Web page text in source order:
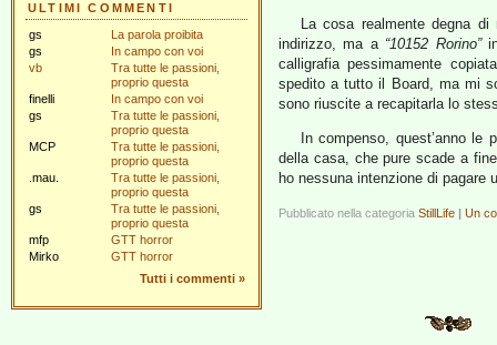
ULTIMI COMMENTI
gs
La parola proibita
gs
In campo con voi
vb
Tra tutte le passioni,
proprio questa
finelli
In campo con voi
gs
Tra tutte le passioni,
proprio questa
MCP
Tra tutte le passioni,
proprio questa
.mau.
Tra tutte le passioni,
proprio questa
gs
Tra tutte le passioni,
proprio questa
mfp
GTT horror
Mirko
GTT horror
Tutti i commenti »
La cosa realmente degna
indirizzo, ma a “10152 Rorino”
calligrafia pessimamente
spedito a tutto il Board, ma mi
sono riuscite a recapitarla lo
In compenso, quest’anno
della casa, che pure scade a
ho nessuna intenzione di pagare
Pubblicato nella categoria StillLife | Un